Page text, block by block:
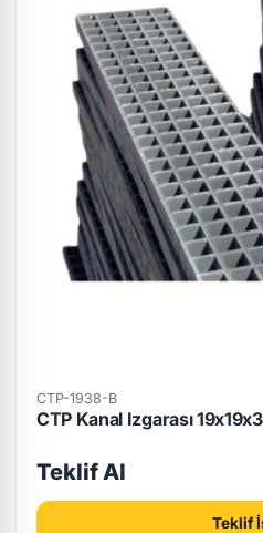
CTP-1938-B
CTP Kanal Izgarası
Teklif Al
Teklif